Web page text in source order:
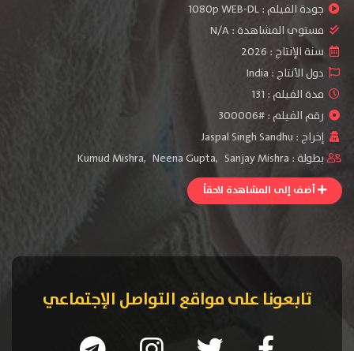
جودة الفيلم :1080p WEB-DL
مستوى المشاهدة :N/A
سنة الإنتاج : 2026
دول الأنتاج : India
مدة الفيلم : 131
رقم الفيلم : #300006
إخراج : Jaspal Singh Sandhu
بطولة :
Kumud Mishra, Neena Gupta, Sanjay Mishra
أضف إلى المشاهدة لاحقاً
تابعونا على مواقع التواصل الإجتماعي